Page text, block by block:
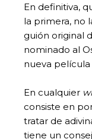
En definitiva,
la primera, no
guión original
nominado al
nueva
En cualquier
consiste en
tratar de
tiene un